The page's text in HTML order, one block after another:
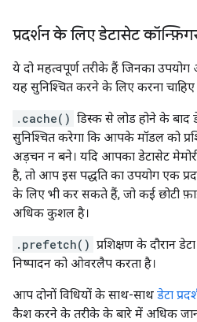
प्रदर्शन के लिए डेटासेट
ये दो महत्वपूर्ण तरीके हैं जिनका
यह सुनिश्चित करने के लिए करना
.cache() डिस्क से लोड होने के बाद
सुनिश्चित करेगा कि आपके मॉडल को
अड़चन न बने। यदि आपका डेटासेट
है, तो आप इस पद्धति का उपयोग एक
के लिए भी कर सकते हैं, जो कई छोटी
अधिक कुशल है।
.prefetch() प्रशिक्षण के दौरान
निष्पादन को ओवरलैप करता है।
आप दोनों विधियों के साथ-साथ डेटा
कैश करने के तरीके के बारे में अधिक